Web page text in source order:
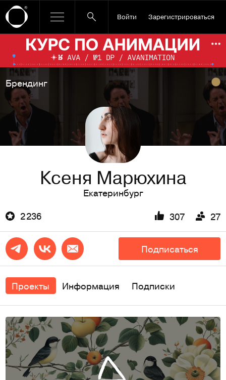
Войти Зарегистрироваться
Ссылка баннера
Брендинг
Ксеня Марюхина
Екатеринбург
2 236
307 27
Подписаться
Проекты Информация Подписки